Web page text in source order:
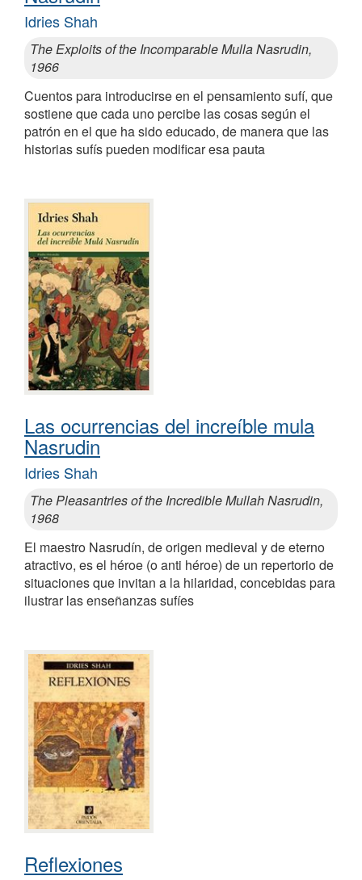
Idries Shah
The Exploits of the Incomparable Mulla Nasrudin,
1966
Cuentos para introducirse en el pensamiento sufí, que
sostiene que cada uno percibe las cosas según el
patrón en el que ha sido educado, de manera que las
historias sufís pueden modificar esa pauta
Las ocurrencias del increíble mula
Nasrudin
Idries Shah
The Pleasantries of the Incredible Mullah Nasrudin,
1968
El maestro Nasrudín, de origen medieval y de eterno
atractivo, es el héroe (o anti héroe) de un repertorio de
situaciones que invitan a la hilaridad, concebidas para
ilustrar las enseñanzas sufíes
Reflexiones